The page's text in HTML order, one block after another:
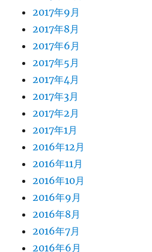
2017年9月
2017年8月
2017年6月
2017年5月
2017年4月
2017年3月
2017年2月
2017年1月
2016年12月
2016年11月
2016年10月
2016年9月
2016年8月
2016年7月
2016年6月